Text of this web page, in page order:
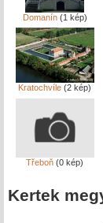
Domanín(1 kép)
Kratochvíle (2 kép)
Třeboň (0 kép)
Kertek